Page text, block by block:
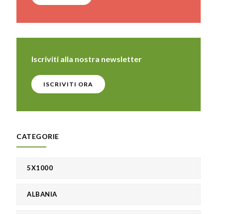
Iscriviti alla nostra newsletter
ISCRIVITI ORA
CATEGORIE
5X1000
ALBANIA